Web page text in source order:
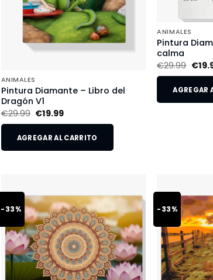
ANIMALES
Pintura Diamante – Libro del
Dragón V1
€29.99 €19.99
AGREGAR AL CARRITO
ANIMALES
Pintura
calma
€29.99 €
AGREGAR
-33% -33%